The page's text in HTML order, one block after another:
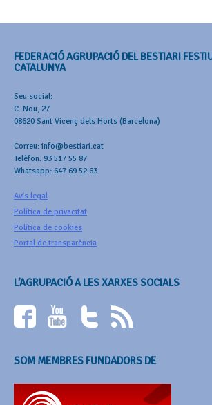
FEDERACIÓ AGRUPACIÓ DEL BESTIARI
CATALUNYA
Seu social:
C. Nou, 27
08620 Sant Vicenç dels Horts (Barcelona)
Correu: info@bestiari.cat
Telèfon: 93 517 55 87
Whatsapp: 647 69 52 63
Avís legal
Política de privacitat
Política de cookies
Portal de transparència
L’AGRUPACIÓ A LES XARXES SOCIALS
SOM MEMBRES FUNDADORS DE